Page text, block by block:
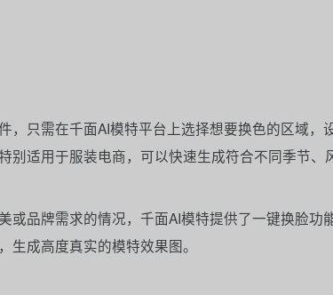
，只需在千面AI模特平台上选择想要换色的区域，
别适用于服装电商，可以快速生成符合不同季节、
或品牌需求的情况，千面AI模特提供了一键换脸功
成高度真实的模特效果图。